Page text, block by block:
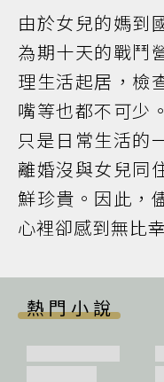
由於女兒的媽到
為期十天的戰鬥
理生活起居，檢
嘴等也都不可少
只是日常生活的
離婚沒與女兒同
鮮珍貴。因此，
心裡卻感到無比
熱門小說